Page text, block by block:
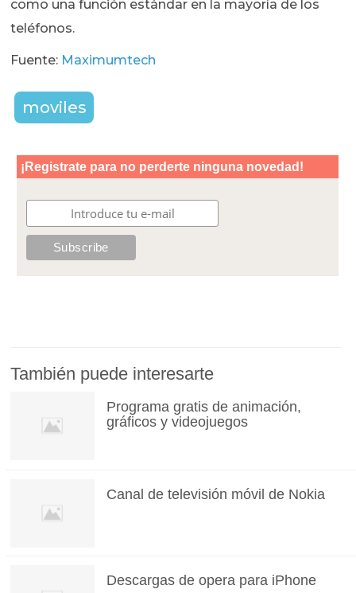
como una función estándar en la mayoría de los
teléfonos.
Fuente: Maximumtech
moviles
También puede interesarte
Programa gratis de animación,
gráficos y videojuegos
Canal de televisión móvil de Nokia
Descargas de opera para iPhone